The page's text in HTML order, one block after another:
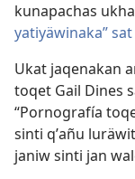
kunapachas
yatiyäwinaka”
Ukat jaqenakan
toqet Gail Dines
“Pornografía
sinti qʼañu
janiw sinti jan